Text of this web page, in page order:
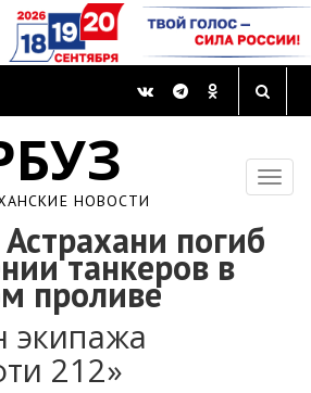
НОВОСТИ
погиб
танкеров в
проливе
212»